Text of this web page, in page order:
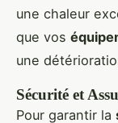
une chaleur
que vos
une
Sécurité et
Pour garantir la